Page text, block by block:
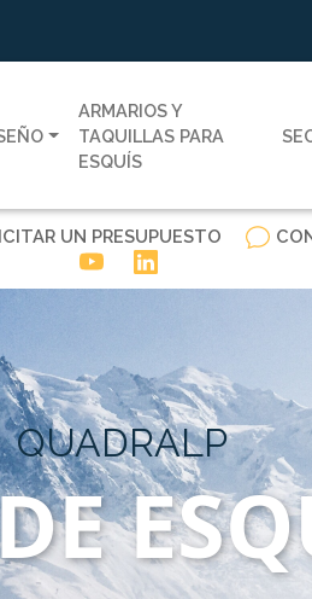
ARMARIOS Y
TAQUILLAS PARA
ESQUÍS
UN PRESUPUESTO
QUADRALP